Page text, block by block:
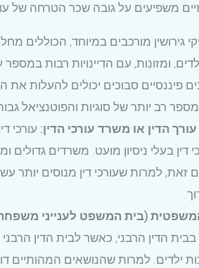
משפיעים על גובה שכר הטרחה של
גירושין מורכבים במיוחד, הכוללים
ומזונות, עם הדיינויות רבות
פיננסיים סבוכים יכולים להעלות את
רב יותר של סוגיות והפוטנציאל
עורך הדין או משרד עורכי הדין: עורכי
דין בעלי ניסיון מועט. משרדים
זאת, למרות שעורכי דין מנוסים יותר
(בית המשפט לענייני משפחה
בבית הדין הרבני, כאשר לבית הדין
ילדים. למרות שהנושאים